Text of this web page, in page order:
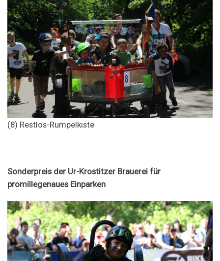
(8) Restlos-Rumpelkiste
Sonderpreis der Ur-Krostitzer Brauerei für
promillegenaues Einparken